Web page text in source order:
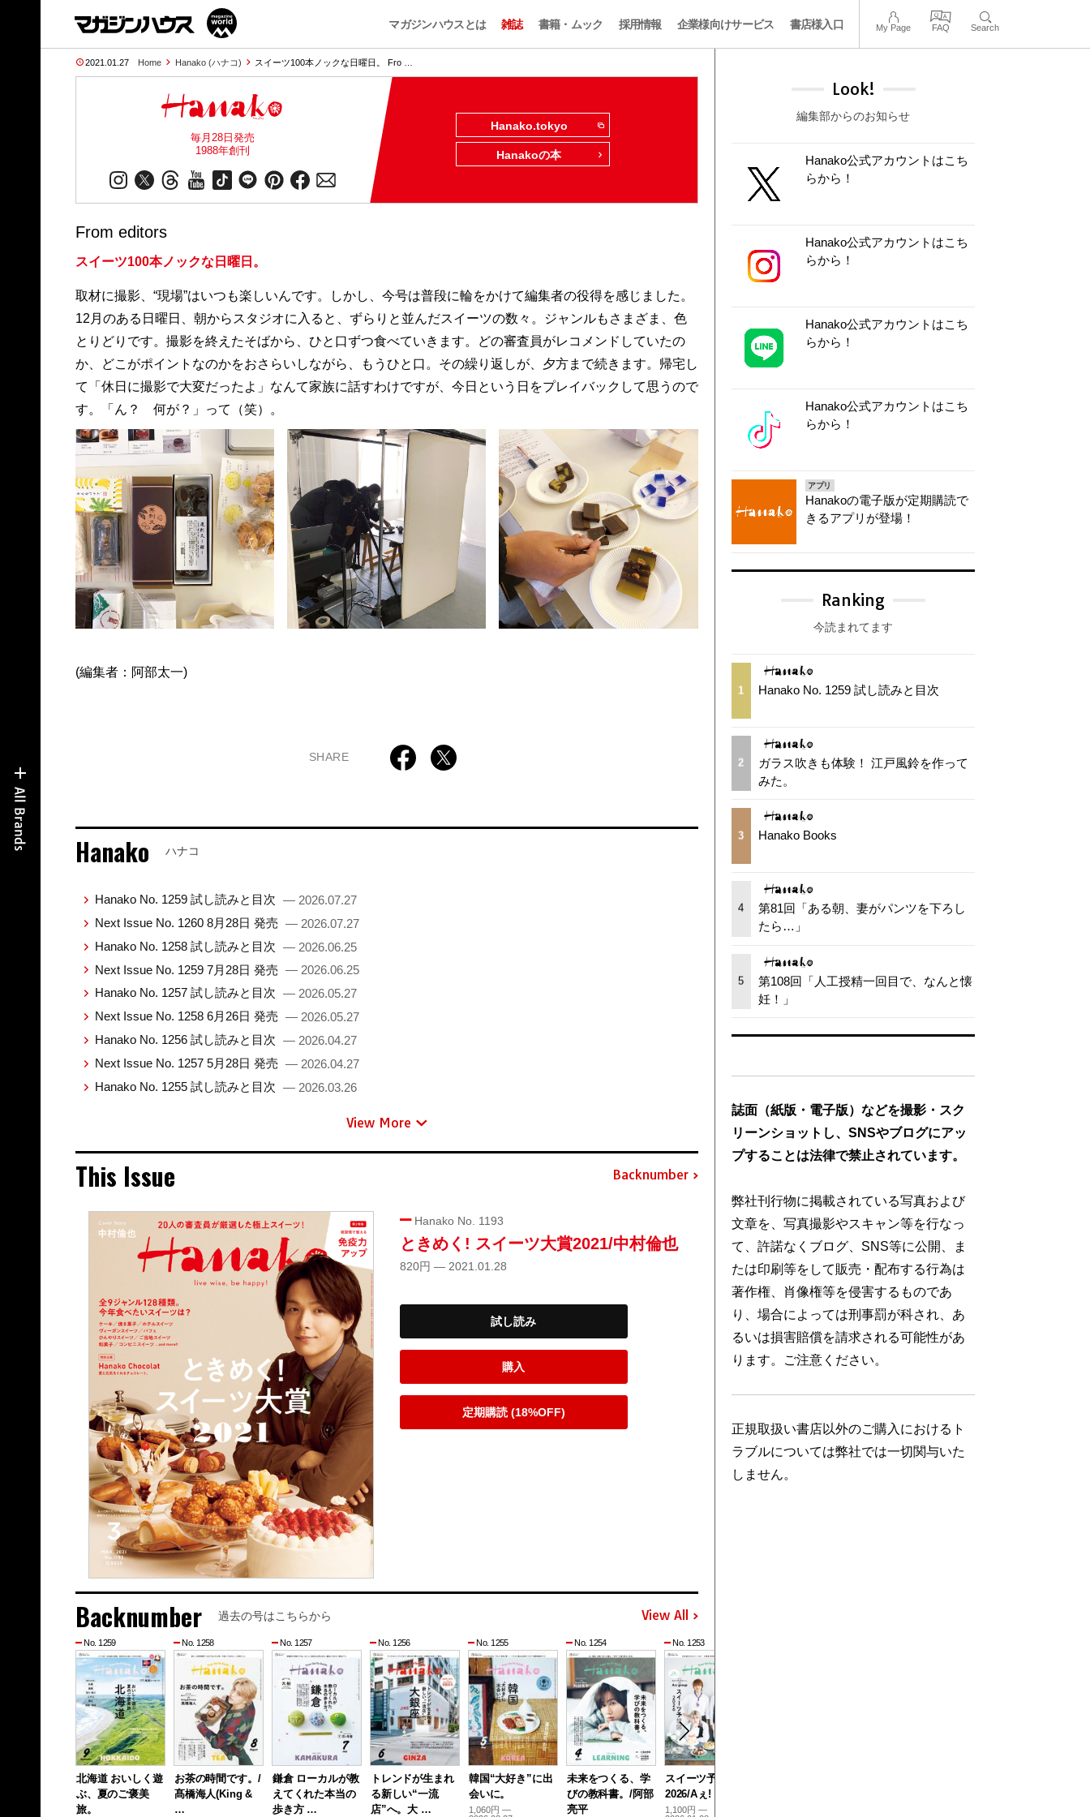
マガジンハウスとは 雑誌 書籍・ムック 採用情報 企業様向けサービス 書店様入口 My Page FAQ Search
2021.01.27 Home Hanako (ハナコ) スイーツ100本ノックな日曜日。 Fro …
毎月28日発売
1988年創刊
Hanako.tokyo
Hanakoの本
From editors
スイーツ100本ノックな日曜日。
取材に撮影、“現場”はいつも楽しいんです。しかし、今号は普段に輪をかけて編集者の役得を感じました。
12月のある日曜日、朝からスタジオに入ると、ずらりと並んだスイーツの数々。ジャンルもさまざま、色
とりどりです。撮影を終えたそばから、ひと口ずつ食べていきます。どの審査員がレコメンドしていたの
か、どこがポイントなのかをおさらいしながら、もうひと口。その繰り返しが、夕方まで続きます。帰宅し
て「休日に撮影で大変だったよ」なんて家族に話すわけですが、今日という日をプレイバックして思うので
す。「ん？ 何が？」って（笑）。
(編集者：阿部太一)
SHARE
Hanako ハナコ
Hanako No. 1259 試し読みと目次 — 2026.07.27
Next Issue No. 1260 8月28日 発売 — 2026.07.27
Hanako No. 1258 試し読みと目次 — 2026.06.25
Next Issue No. 1259 7月28日 発売 — 2026.06.25
Hanako No. 1257 試し読みと目次 — 2026.05.27
Next Issue No. 1258 6月26日 発売 — 2026.05.27
Hanako No. 1256 試し読みと目次 — 2026.04.27
Next Issue No. 1257 5月28日 発売 — 2026.04.27
Hanako No. 1255 試し読みと目次 — 2026.03.26
View More
This Issue Backnumber
Hanako No. 1193
ときめく! スイーツ大賞2021/中村倫也
820円 — 2021.01.28
試し読み
購入
定期購読 (18%OFF)
Backnumber 過去の号はこちらから View All
No. 1259
北海道 おいしく遊
ぶ、夏のご褒美
旅。
No. 1258
お茶の時間です。/
髙橋海人(King &
…
No. 1257
鎌倉 ローカルが教
えてくれた本当の
歩き方 …
No. 1256
トレンドが生まれ
る新しい“一流
店”へ。大 …
No. 1255
韓国“大好き”に出
会いに。
1,060円 —
No. 1254
未来をつくる、学
びの教科書。/阿部
亮平
No. 1253
スイーツ予想図
2026/Aぇ! grou …
1,100円 —
Look!
編集部からのお知らせ
Hanako公式アカウントはこち
らから！
Hanako公式アカウントはこち
らから！
Hanako公式アカウントはこち
らから！
Hanako公式アカウントはこち
らから！
アプリ
Hanakoの電子版が定期購読で
きるアプリが登場！
Ranking
今読まれてます
1 Hanako No. 1259 試し読みと目次
2
ガラス吹きも体験！ 江戸風鈴を作って
みた。
3 Hanako Books
4
第81回「ある朝、妻がパンツを下ろし
たら…」
5
第108回「人工授精一回目で、なんと懐
妊！」
誌面（紙版・電子版）などを撮影・スク
リーンショットし、SNSやブログにアッ
プすることは法律で禁止されています。
弊社刊行物に掲載されている写真および
文章を、写真撮影やスキャン等を行なっ
て、許諾なくブログ、SNS等に公開、ま
たは印刷等をして販売・配布する行為は
著作権、肖像権等を侵害するものであ
り、場合によっては刑事罰が科され、あ
るいは損害賠償を請求される可能性があ
ります。ご注意ください。
正規取扱い書店以外のご購入におけるト
ラブルについては弊社では一切関与いた
しません。